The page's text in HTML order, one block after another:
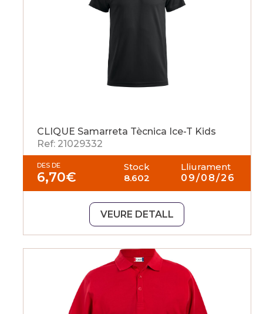
CLIQUE Samarreta Tècnica Ice-T Kids
Ref: 21029332
DES DE
6,70€
Stock
8.602
Lliurament
09/08/26
VEURE DETALL